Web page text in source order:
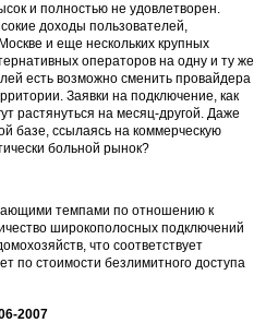
и полностью не удовлетворен.
доходы пользователей,
и еще нескольких крупных
операторов на одну и ту же
есть возможно сменить провайдера
Заявки на подключение, как
растянуться на месяц-другой. Даже
базе, ссылаясь на коммерческую
больной рынок?
темпами по отношению к
широкополосных подключений
что соответствует
по стоимости безлимитного доступа
2007